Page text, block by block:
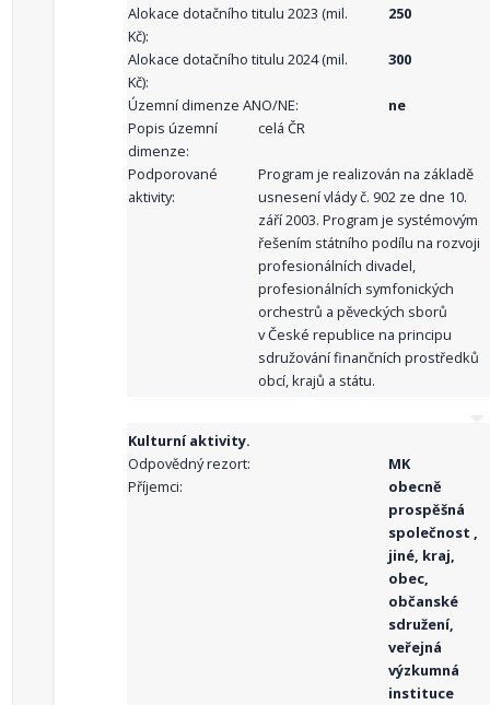
Alokace dotačního titulu 2023 (mil.
Kč):
250
Alokace dotačního titulu 2024 (mil.
Kč):
300
Územní dimenze ANO/NE:
ne
Popis územní
dimenze:
celá ČR
Podporované
aktivity:
Program je realizován na základě
usnesení vlády č. 902 ze dne 10.
září 2003. Program je systémovým
řešením státního podílu na rozvoji
profesionálních divadel,
profesionálních symfonických
orchestrů a pěveckých sborů
v České republice na principu
sdružování finančních prostředků
obcí, krajů a státu.
Kulturní aktivity.
Odpovědný rezort:
MK
Příjemci:
obecně
prospěšná
společnost ,
jiné, kraj,
obec,
občanské
sdružení,
veřejná
výzkumná
instituce